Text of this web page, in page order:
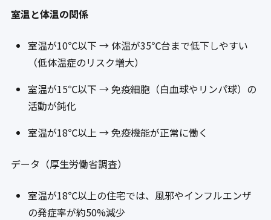
室温と体温の関係
室温が10℃以下 → 体温が35℃台まで低下しやすい
（低体温症のリスク増大）
室温が15℃以下 → 免疫細胞（白血球やリンパ球）の
活動が鈍化
室温が18℃以上 → 免疫機能が正常に働く
データ（厚生労働省調査）
室温が18℃以上の住宅では、風邪やインフルエンザ
の発症率が約50%減少